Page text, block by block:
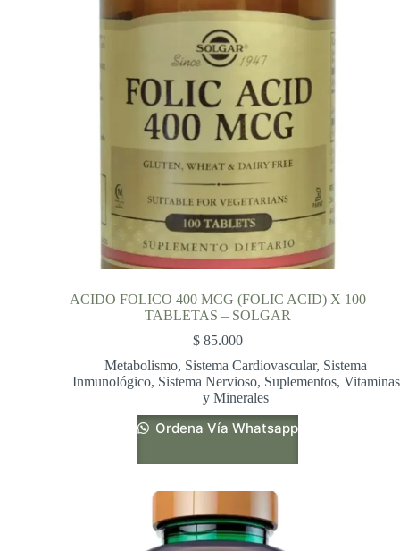
ACIDO FOLICO 400 MCG (FOLIC ACID) X 100
TABLETAS – SOLGAR
$ 85.000
Metabolismo, Sistema Cardiovascular, Sistema
Inmunológico, Sistema Nervioso, Suplementos, Vitaminas
y Minerales
Ordena Vía Whatsapp